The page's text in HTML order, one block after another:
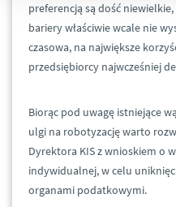
preferencją są dość
bariery właściwie wcale nie
czasowa, na największe
przedsiębiorcy najwcześniej
Biorąc pod uwagę istniejące
ulgi na robotyzację warto
Dyrektora KIS z wnioskiem o
indywidualnej, w celu
organami podatkowymi.